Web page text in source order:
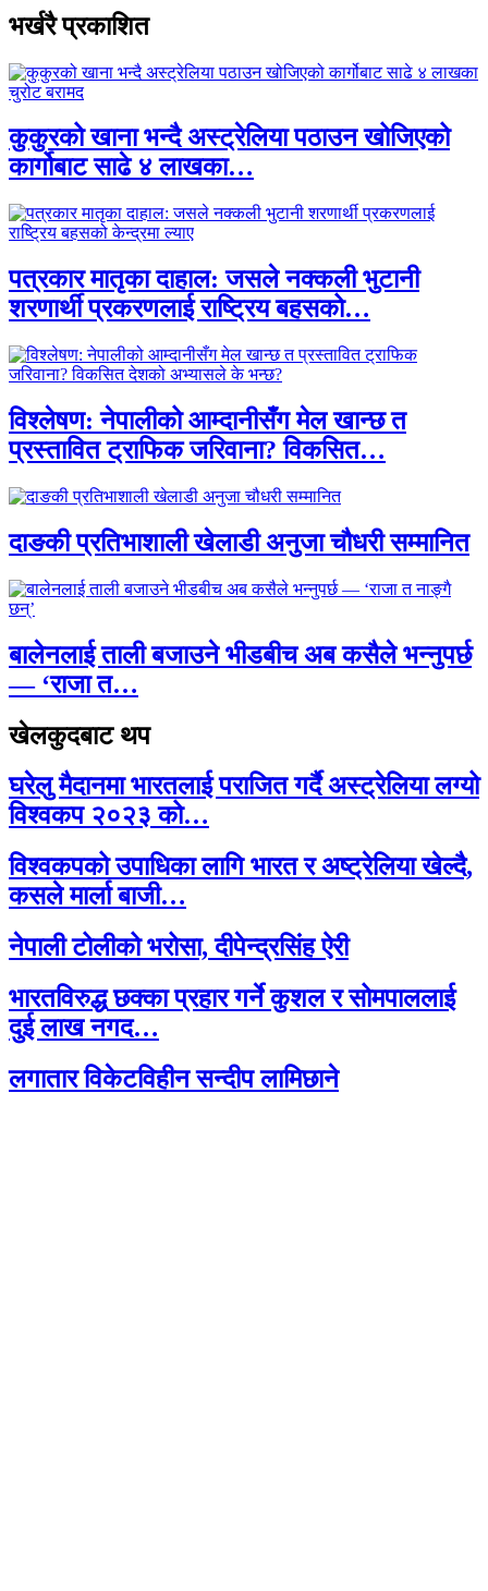
भर्खरै प्रकाशित
कुकुरको खाना भन्दै अस्ट्रेलिया पठाउन खोजिएको
कार्गोबाट साढे ४ लाखका…
पत्रकार मातृका दाहाल: जसले नक्कली भुटानी
शरणार्थी प्रकरणलाई राष्ट्रिय बहसको…
विश्लेषण: नेपालीको आम्दानीसँग मेल खान्छ त
प्रस्तावित ट्राफिक जरिवाना? विकसित…
दाङकी प्रतिभाशाली खेलाडी अनुजा चौधरी सम्मानित
बालेनलाई ताली बजाउने भीडबीच अब कसैले भन्नुपर्छ
— ‘राजा त…
खेलकुदबाट थप
घरेलु मैदानमा भारतलाई पराजित गर्दै अस्ट्रेलिया लग्यो
विश्वकप २०२३ को…
विश्वकपको उपाधिका लागि भारत र अष्ट्रेलिया खेल्दै,
कसले मार्ला बाजी…
नेपाली टोलीको भरोसा, दीपेन्द्रसिंह ऐरी
भारतविरुद्ध छक्का प्रहार गर्ने कुशल र सोमपाललाई
दुई लाख नगद…
लगातार विकेटविहीन सन्दीप लामिछाने